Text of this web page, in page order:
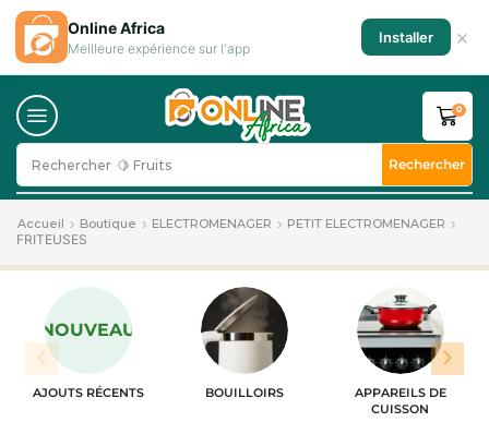
Rechercher 🍋 Fruits Rechercher
0
Accueil Boutique ELECTROMENAGER PETIT ELECTROMENAGER
FRITEUSES
NOUVEAU
AJOUTS RÉCENTS BOUILLOIRS
APPAREILS DE
CUISSON
Online Africa
Meilleure expérience sur l'app
Installer ×